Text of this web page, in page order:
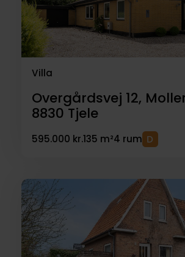
Villa
Overgårdsvej 12,
8830 Tjele
595.000 kr.135 m²4 rum